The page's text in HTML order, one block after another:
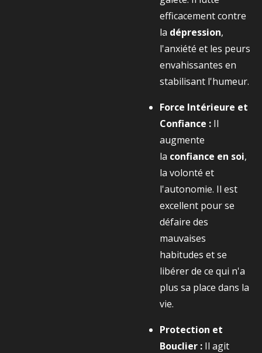
efficacement contre
la dépression,
l'anxiété et les peurs
envahissantes en
stabilisant l'humeur.
Force Intérieure et
Confiance : Il
augmente
la confiance en soi,
la volonté et
l'autonomie. Il est
excellent pour se
défaire des
mauvaises
habitudes et se
libérer de ce qui n'a
plus sa place dans la
vie.
Protection et
Bouclier : Il agit